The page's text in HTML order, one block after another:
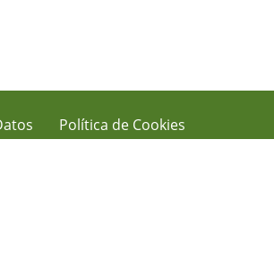
Política de Cookies